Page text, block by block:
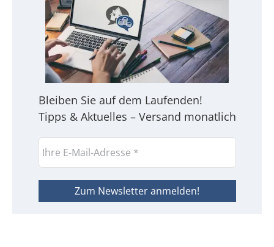
Bleiben Sie auf dem Laufenden!
Tipps & Aktuelles – Versand monatlich